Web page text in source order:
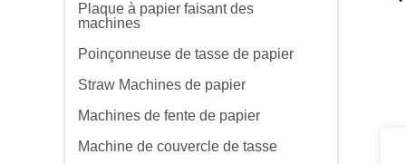
Plaque à papier faisant des
machines
Poinçonneuse de tasse de papier
Straw Machines de papier
Machines de fente de papier
Machine de couvercle de tasse